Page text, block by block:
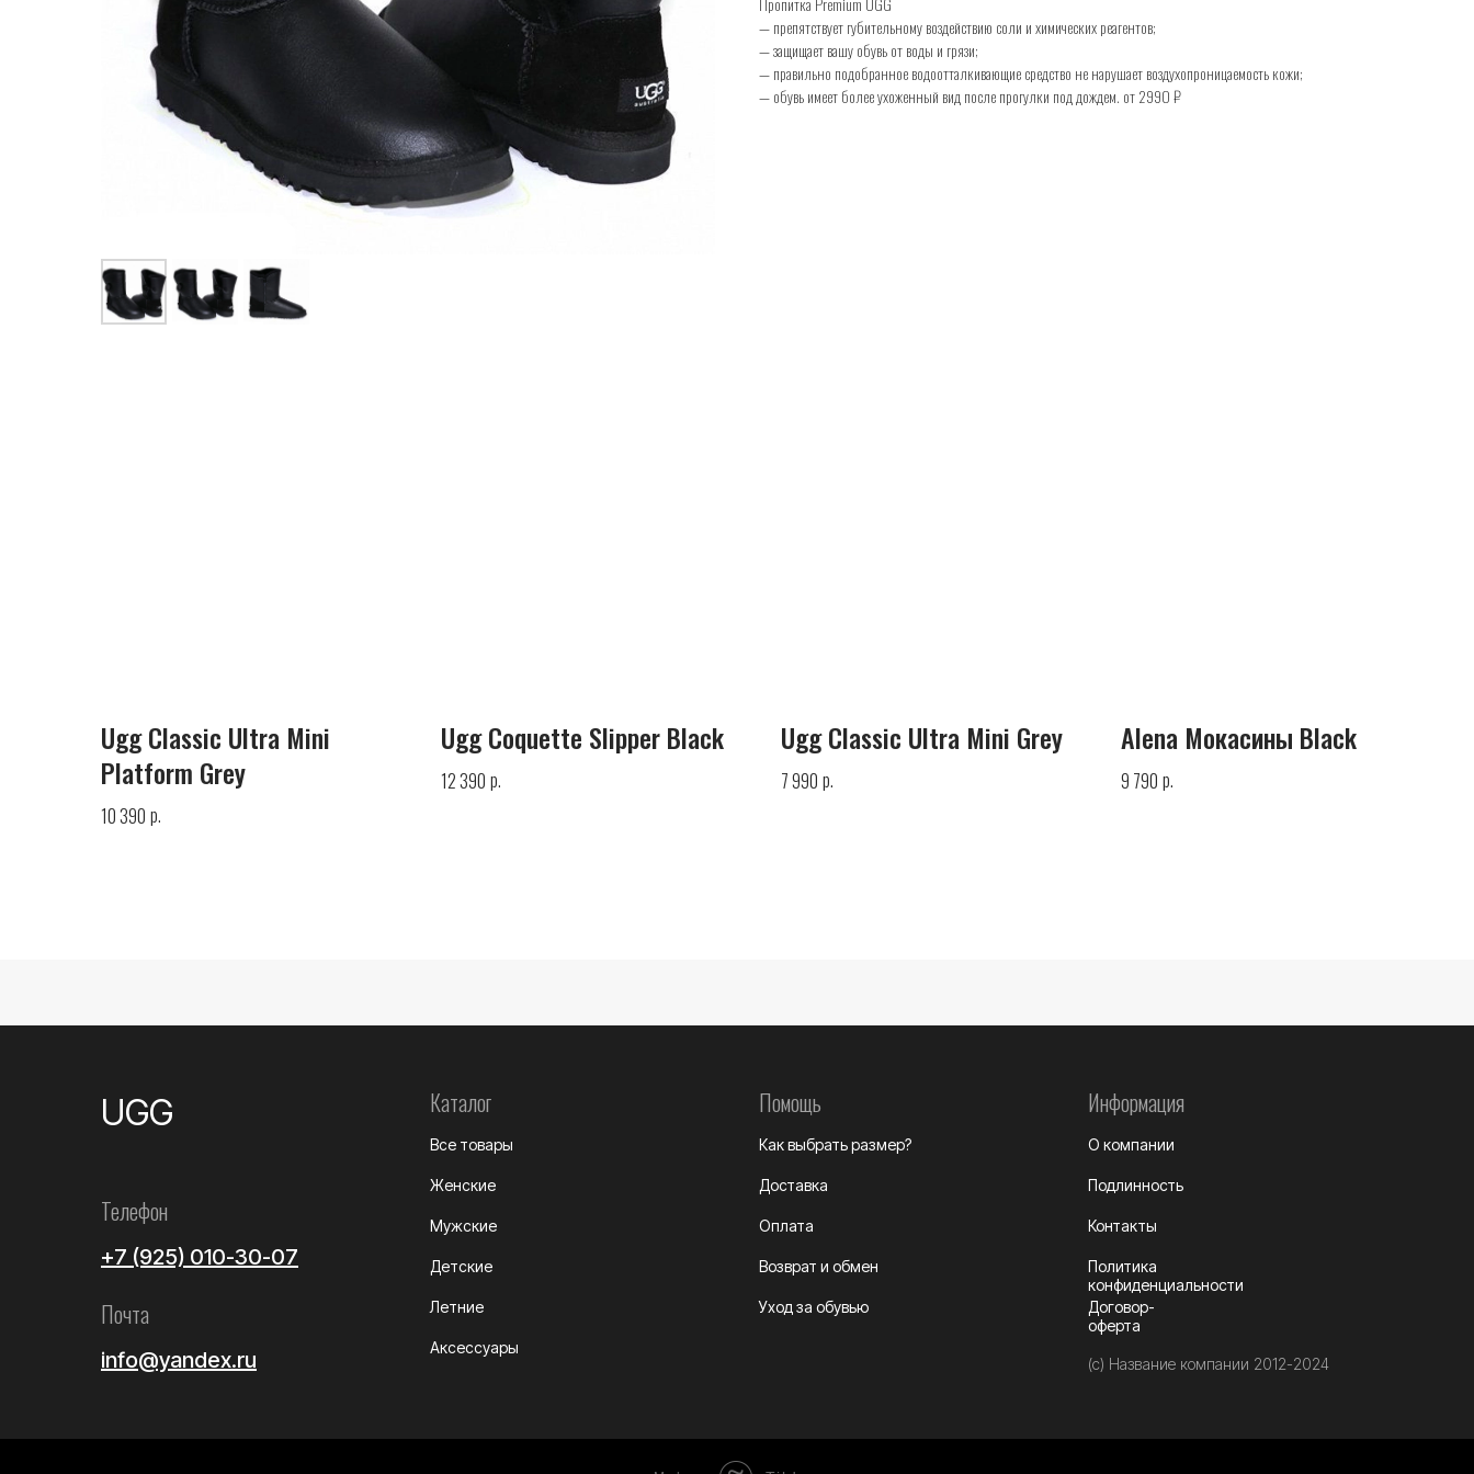
— препятствует губительному воздействию соли и химических реагентов;
— защищает вашу обувь от воды и грязи;
— правильно подобранное водоотталкивающие средство не нарушает воздухопроницаемость кожи;
— обувь имеет более ухоженный вид после прогулки под дождем. от 2990 ₽
Ugg Classic Ultra Mini
Platform Grey
10 390 р.
Ugg Coquette Slipper Black
12 390 р.
Ugg Classic Ultra Mini Grey
7 990 р.
Alena Мокасины Black
9 790 р.
UGG Каталог
Телефон
Почта
Помощь Информация
Все товары
Женские
Мужские
Детские
Летние
Аксессуары
Как выбрать размер?
Доставка
Оплата
Возврат и обмен
Уход за обувью
(c) Название компании 2012-2024
О компании
Контакты
Политика
конфиденциальности
Договор-
оферта
+7 (925) 010-30-07
info@yandex.ru
Подлинность